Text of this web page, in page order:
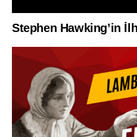
Stephen Hawking’in